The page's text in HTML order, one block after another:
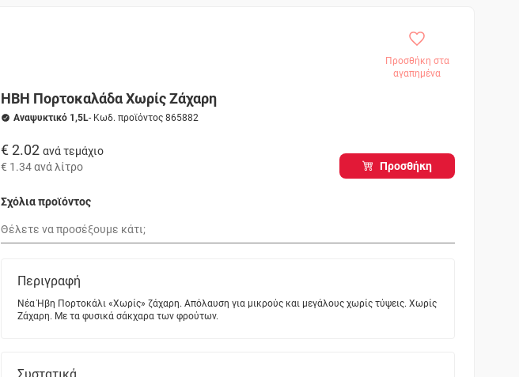
Προσθήκη στα
αγαπημένα
ΗΒΗ Πορτοκαλάδα Χωρίς Ζάχαρη
Αναψυκτικό 1,5L- Κωδ. προϊόντος 865882
€ 2.02 ανά τεμάχιο
€ 1.34ανά λίτρο Προσθήκη
Σχόλια προϊόντος
Περιγραφή
Νέα Ήβη Πορτοκάλι «Χωρίς» ζάχαρη. Απόλαυση για μικρούς και μεγάλους χωρίς τύψεις. Χωρίς
Ζάχαρη. Με τα φυσικά σάκχαρα των φρούτων.